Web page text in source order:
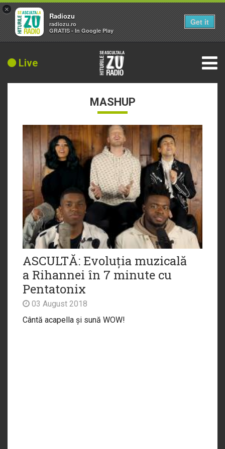
Live
MASHUP
ASCULTĂ: Evoluția muzicală
a Rihannei în 7 minute cu
Pentatonix
03 August 2018
Cântă acapella și sună WOW!
×
Radiozu
radiozu.ro
GRATIS - In Google Play
Get it